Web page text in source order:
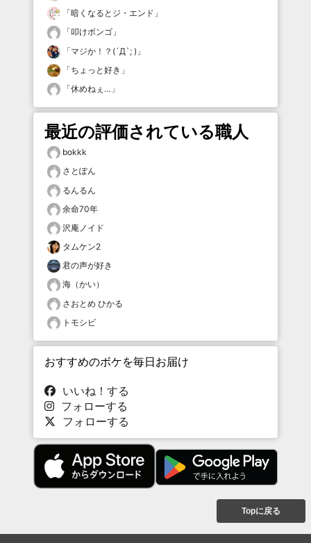
「暗くなるとジ・エンド 」
「叩けボンゴ 」
「マジか！？(´Д`; ) 」
「ちょっと好き 」
「休めねぇ… 」
最近の評価されている職人
bokkk
さとぽん
るんるん
余命70年
沢庵ノイド
タムケン2
君の声が好き
海（かい）
さおとめ ひかる
トモシビ
おすすめのボケを毎日お届け
いいね！する
フォローする
フォローする
Topに戻る